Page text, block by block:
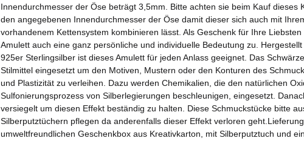
Innendurchmesser der Öse beträgt 3,5mm. Bitte achten sie beim Kauf dieses
den angegebenen Innendurchmesser der Öse damit dieser sich auch mit
vorhandenem Kettensystem kombinieren lässt. Als Geschenk für Ihre
Amulett auch eine ganz persönliche und individuelle Bedeutung zu.
925er Sterlingsilber ist dieses Amulett für jeden Anlass geeignet. Das
Stilmittel eingesetzt um den Motiven, Mustern oder den Konturen des
und Plastizität zu verleihen. Dazu werden Chemikalien, die den natürlichen
Sulfonierungsprozess von Silberlegierungen beschleunigen, eingesetzt.
versiegelt um diesen Effekt beständig zu halten. Diese Schmuckstücke bitte
Silberputztüchern pflegen da anderenfalls dieser Effekt verloren
umweltfreundlichen Geschenkbox aus Kreativkarton, mit Silberputztuch und